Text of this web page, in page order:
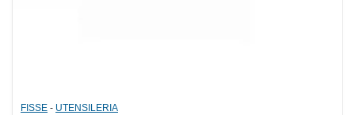
FISSE - UTENSILERIA